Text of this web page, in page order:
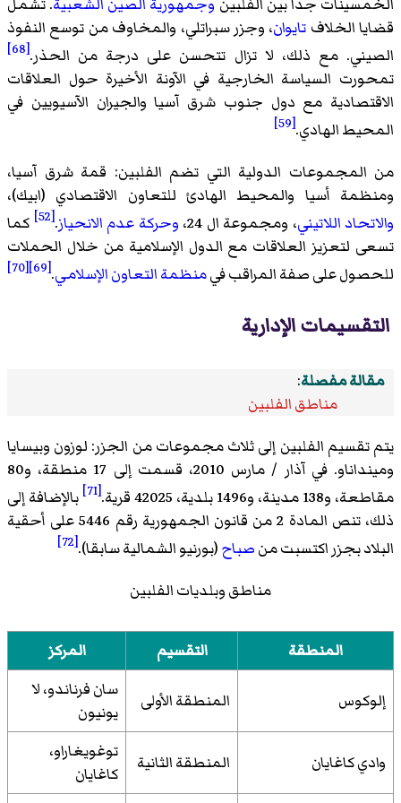
الخمسينات جداً بين الفلبين وجمهورية الصين الشعبية. تشمل
قضايا الخلاف تايوان، وجزر سبراتلي، والمخاوف من توسع النفوذ
الصيني. مع ذلك، لا تزال تتحسن على درجة من الحذر.[68]
تمحورت السياسة الخارجية في الآونة الأخيرة حول العلاقات
الاقتصادية مع دول جنوب شرق آسيا والجيران الآسيويين في
المحيط الهادي.[59]
من المجموعات الدولية التي تضم الفلبين: قمة شرق آسيا،
ومنظمة أسيا والمحيط الهادئ للتعاون الاقتصادي (ابيك)،
والاتحاد اللاتيني، ومجموعة ال 24، وحركة عدم الانحياز.
[52]
كما
تسعى لتعزيز العلاقات مع الدول الإسلامية من خلال الحملات
للحصول على صفة المراقب فيمنظمة التعاون الإسلامي.
[69]
[70]
التقسيمات الإدارية
مقالة مفصلة:
مناطق الفلبين
يتم تقسيم الفلبين إلى ثلاث مجموعات من الجزر: لوزون وبيسايا
ومينداناو. في آذار / مارس 2010، قسمت إلى 17 منطقة، و80
مقاطعة، و138 مدينة، و1496 بلدية، 42025 قرية.
[71]
بالإضافة إلى
ذلك، تنص المادة 2 من قانون الجمهورية رقم 5446 على أحقية
البلاد بجزر اكتسبت منصباح(بورنيو الشمالية سابقا).[72]
مناطق وبلديات الفلبين
المنطقة التقسيم المركز
إلوكوس المنطقة الأولى
سان فرناندو، لا
يونيون
وادي كاغايان المنطقة الثانية
توغويغاراو،
كاغايان